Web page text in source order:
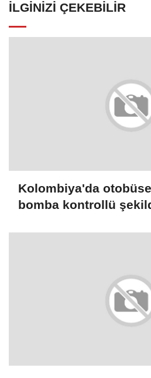
İLGINIZI ÇEKEBILIR
Kolombiya'da
bomba kontrollü